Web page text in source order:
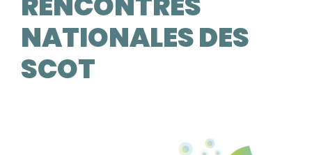
NATIONALES DES
SCOT